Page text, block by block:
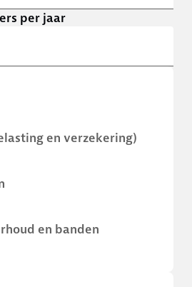
per jaar
en verzekering)
en banden